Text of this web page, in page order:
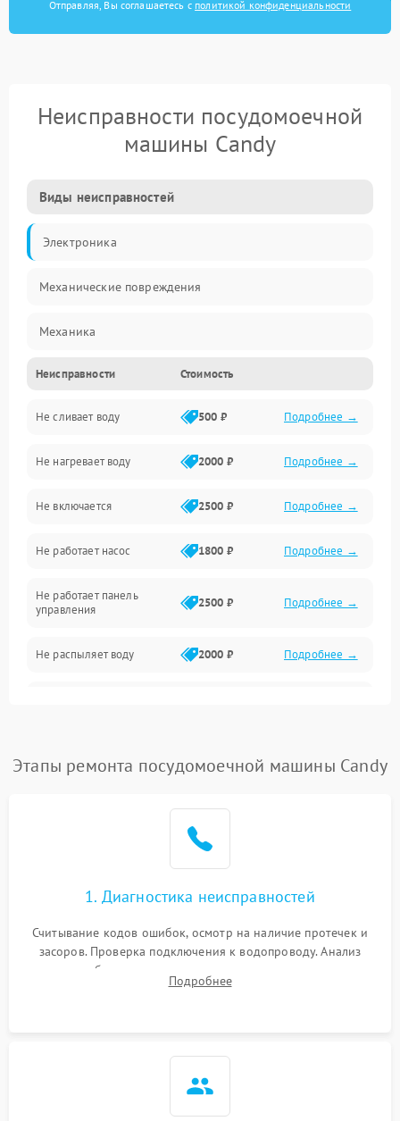
Отправляя, Вы соглашаетесь с политикой конфиденциальности
Неисправности посудомоечной
машины Candy
Виды неисправностей
Электроника
Механические повреждения
Механика
Управление
Электропитание
Датчики
Нагрев
Вода
Гигиена
Программное обеспечение
Неисправности Стоимость
Не сливает воду 500 ₽ Подробнее →
Не нагревает воду 2000 ₽ Подробнее →
Не включается 2500 ₽ Подробнее →
Не работает насос 1800 ₽ Подробнее →
Не работает панель
управления
2500 ₽ Подробнее →
Не распыляет воду 2000 ₽ Подробнее →
воды
1800 ₽ Подробнее →
Проблемы с
Этапы ремонта посудомоечной машины Candy
1. Диагностика неисправностей
Считывание кодов ошибок, осмотр на наличие протечек и
засоров. Проверка подключения к водопроводу. Анализ
жалоб на отсутствие слива, нагрева, вращения
разбрызгивателей или срабатывание системы защиты
Подробнее